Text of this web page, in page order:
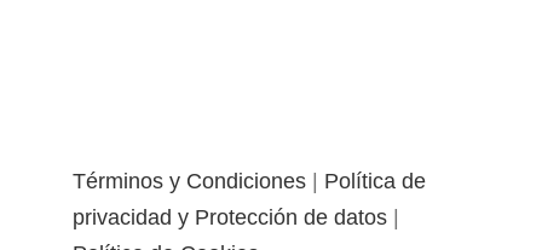
Términos y Condiciones
Política de
privacidad y Protección de datos